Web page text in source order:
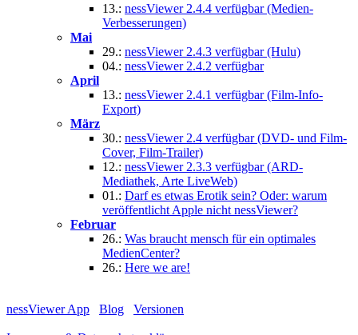
13.: nessViewer 2.4.4 verfügbar (Medien-
Verbesserungen)
Mai
29.: nessViewer 2.4.3 verfügbar (Hulu)
04.: nessViewer 2.4.2 verfügbar
April
13.: nessViewer 2.4.1 verfügbar (Film-Info-
Export)
März
30.: nessViewer 2.4 verfügbar (DVD- und Film-
Cover, Film-Trailer)
12.: nessViewer 2.3.3 verfügbar (ARD-
Mediathek, Arte LiveWeb)
01.: Darf es etwas Erotik sein? Oder: warum
veröffentlicht Apple nicht nessViewer?
Februar
26.: Was braucht mensch für ein optimales
MedienCenter?
26.: Here we are!
nessViewer App Blog Versionen